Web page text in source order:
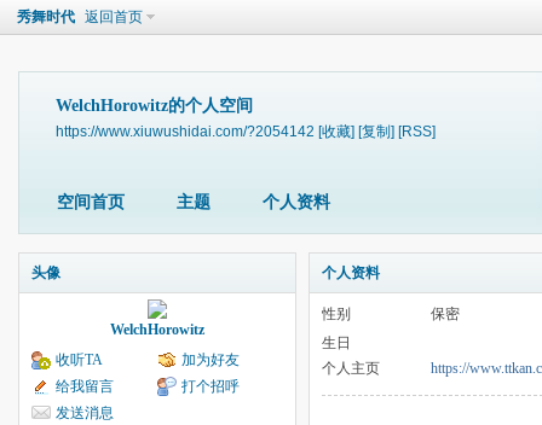
秀舞时代 返回首页
WelchHorowitz的个人空间
https://www.xiuwushidai.com/?2054142 [收藏] [复制] [RSS]
空间首页 主题 个人资料
头像
WelchHorowitz
收听TA
加为好友
给我留言
打个招呼
发送消息
个人资料
性别
保密
生日
个人主页
https://